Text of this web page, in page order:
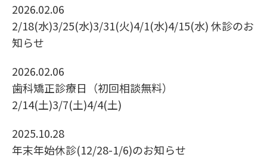
2026.02.06
2/18(水)3/25(水)3/31(火)4/1(水)4/15(水) 休診のお
知らせ
2026.02.06
歯科矯正診療日（初回相談無料）
2/14(土)3/7(土)4/4(土)
2025.10.28
年末年始休診(12/28-1/6)のお知らせ